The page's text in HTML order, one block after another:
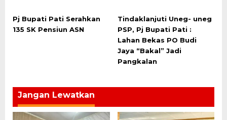
Pj Bupati Pati Serahkan
135 SK Pensiun ASN
Tindaklanjuti Uneg- uneg
PSP, Pj Bupati Pati :
Lahan Bekas PO Budi
Jaya “Bakal” Jadi
Pangkalan
Jangan Lewatkan